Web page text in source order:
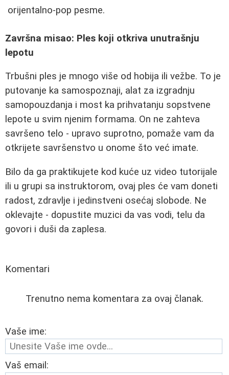
orijentalno-pop pesme.
Završna misao: Ples koji otkriva unutrašnju
lepotu
Trbušni ples je mnogo više od hobija ili vežbe. To je
putovanje ka samospoznaji, alat za izgradnju
samopouzdanja i most ka prihvatanju sopstvene
lepote u svim njenim formama. On ne zahteva
savršeno telo - upravo suprotno, pomaže vam da
otkrijete savršenstvo u onome što već imate.
Bilo da ga praktikujete kod kuće uz video tutorijale
ili u grupi sa instruktorom, ovaj ples će vam doneti
radost, zdravlje i jedinstveni osećaj slobode. Ne
oklevajte - dopustite muzici da vas vodi, telu da
govori i duši da zaplesa.
Komentari
Trenutno nema komentara za ovaj članak.
Vaše ime:
Vaš email: